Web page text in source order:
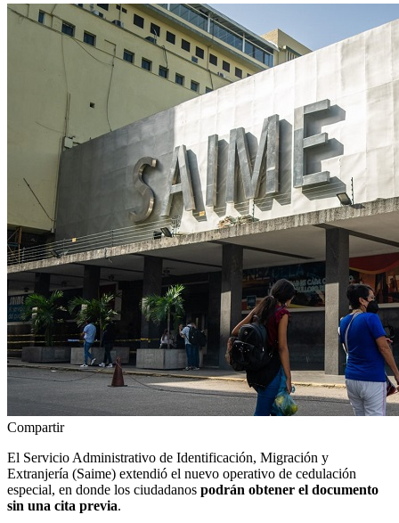
Compartir
El Servicio Administrativo de Identificación, Migración y
Extranjería (Saime) extendió el nuevo operativo de cedulación
especial, en donde los ciudadanos podrán obtener el documento
sin una cita previa.